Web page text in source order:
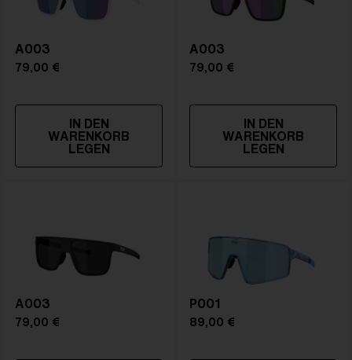
A003
79,00 €
IN DEN
WARENKORB
LEGEN
A003
79,00 €
IN DEN
WARENKORB
LEGEN
A003
79,00 €
P001
89,00 €